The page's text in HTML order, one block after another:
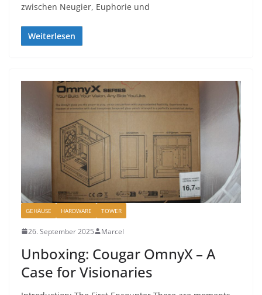
zwischen Neugier, Euphorie und
Weiterlesen
GEHÄUSE HARDWARE TOWER
26. September 2025 Marcel
Unboxing: Cougar OmnyX – A
Case for Visionaries